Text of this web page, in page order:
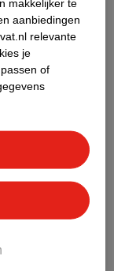
Vloerwisser
004
partner
23
makkelijker te
aanbiedingen
relevante
je
of